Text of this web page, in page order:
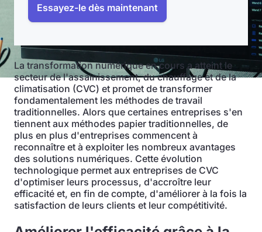
Essayez-le dès maintenant
La transformation numérique en cours a atteint le
secteur de l'assainissement, du chauffage et de la
climatisation (CVC) et promet de transformer
fondamentalement les méthodes de travail
traditionnelles. Alors que certaines entreprises s'en
tiennent aux méthodes papier traditionnelles, de
plus en plus d'entreprises commencent à
reconnaître et à exploiter les nombreux avantages
des solutions numériques. Cette évolution
technologique permet aux entreprises de CVC
d'optimiser leurs processus, d'accroître leur
efficacité et, en fin de compte, d'améliorer à la fois la
satisfaction de leurs clients et leur compétitivité.